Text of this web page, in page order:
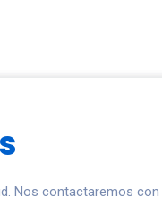
Nos contactaremos con